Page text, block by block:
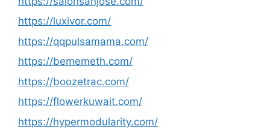
https://luxivor.com/
https://qqpulsamama.com/
https://bememeth.com/
https://boozetrac.com/
https://flowerkuwait.com/
https://hypermodularity.com/